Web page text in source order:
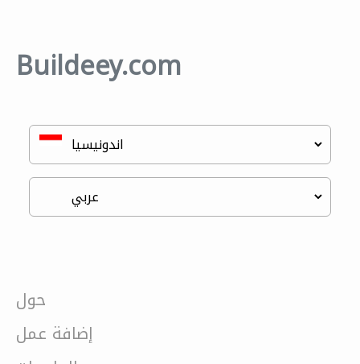
Buildeey.com
حول
إضافة عمل